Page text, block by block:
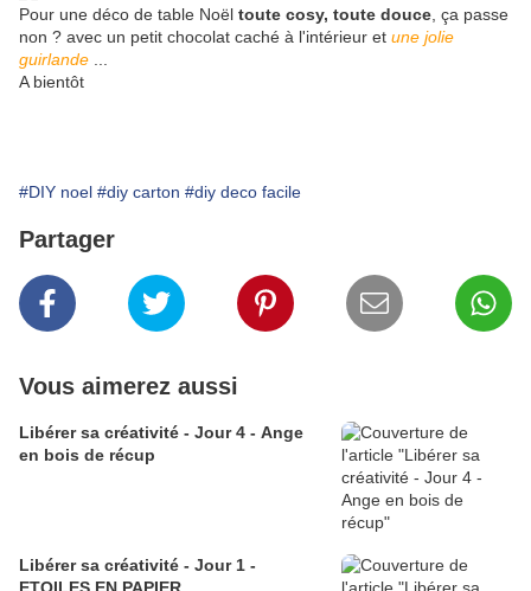
Pour une déco de table Noël toute cosy, toute douce , ça passe
non ? avec un petit chocolat caché à l'intérieur et une jolie
guirlande
A bientôt
#DIY noel #diy carton #diy deco facile
Partager
Vous aimerez aussi
Libérer sa créativité - Jour 4 - Ange
en bois de récup
Libérer sa créativité - Jour 1 -